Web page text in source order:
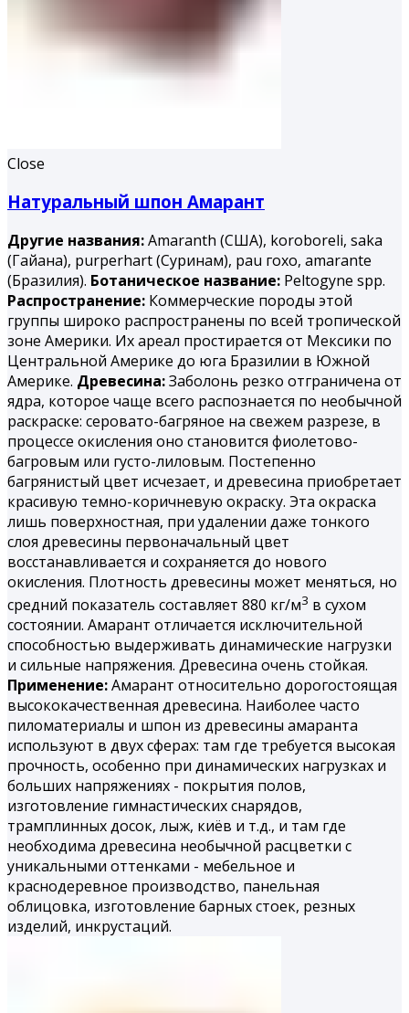
Close
Натуральный шпон Амарант
Другие названия:Amaranth (США), koroboreli, saka
(Гайана), purperhart (Суринам), раu гохо, amarantе
(Бразилия). Ботаническое название: Peltogyne spp.
Распространение: Коммерческие породы этой
группы широко распространены по всей тропической
зоне Америки. Их ареал простирается от Мексики по
Центральной Америке до юга Бразилии в Южной
Америке. Древесина:Заболонь резко отграничена от
ядра, которое чаще всего распознается по необычной
раскраске: серовато-багряное на свежем разрезе, в
процессе окисления оно становится фиолетово-
багровым или густо-лиловым. Постепенно
багрянистый цвет исчезает, и древесина приобретает
красивую темно-коричневую окраску. Эта окраска
лишь поверхностная, при удалении даже тонкого
слоя древесины первоначальный цвет
восстанавливается и сохраняется до нового
окисления. Плотность древесины может меняться, но
средний показатель составляет 880 кг/м3 в сухом
состоянии. Амарант отличается исключительной
способностью выдерживать динамические нагрузки
и сильные напряжения. Древесина очень стойкая.
Применение:Амарант относительно дорогостоящая
высококачественная древесина. Наиболее часто
пиломатериалы и шпон из древесины амаранта
используют в двух сферах: там где требуется высокая
прочность, особенно при динамических нагрузках и
больших напряжениях - покрытия полов,
изготовление гимнастических снарядов,
трамплинных досок, лыж, киёв и т.д., и там где
необходима древесина необычной расцветки с
уникальными оттенками - мебельное и
краснодеревное производство, панельная
облицовка, изготовление барных стоек, резных
изделий, инкрустаций.